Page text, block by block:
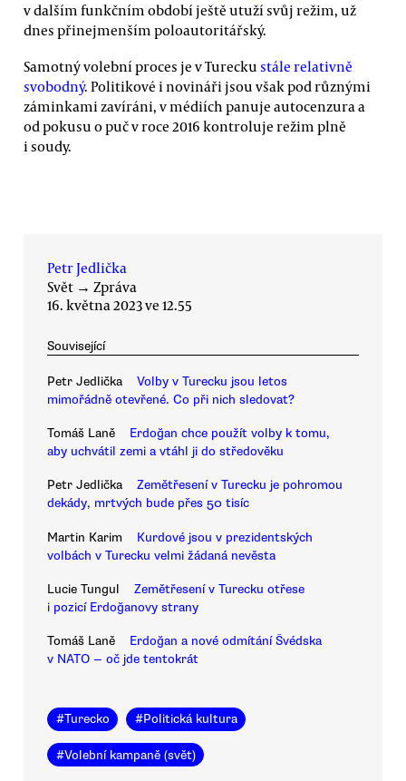
v dalším funkčním období ještě utuží svůj režim, už
dnes přinejmenším poloautoritářský.
Samotný volební proces je v Turecku stále relativně
svobodný. Politikové i novináři jsou však pod různými
záminkami zavíráni, v médiích panuje autocenzura a
od pokusu o puč v roce 2016 kontroluje režim plně
i soudy.
Petr Jedlička
Svět → Zpráva
16. května 2023 ve 12.55
Související
Petr Jedlička
Volby v Turecku jsou letos
mimořádně otevřené. Co při nich sledovat?
Tomáš Laně
Erdoğan chce použít volby k tomu,
aby uchvátil zemi a vtáhl ji do středověku
Petr Jedlička
Zemětřesení v Turecku je pohromou
dekády, mrtvých bude přes 50 tisíc
Martin Karim
Kurdové jsou v prezidentských
volbách v Turecku velmi žádaná nevěsta
Lucie Tungul
Zemětřesení v Turecku otřese
i pozicí Erdoğanovy strany
Tomáš Laně
Erdoğan a nové odmítání Švédska
v NATO — oč jde tentokrát
#Turecko #Politická kultura
#Volební kampaně (svět)